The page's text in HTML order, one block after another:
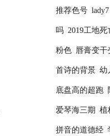
推荐色号 lady7
吗 2019工地
粉色 唇膏变
首诗的背景 幼
底盘高的超跑
爱琴海三期 植
拼音的道德经